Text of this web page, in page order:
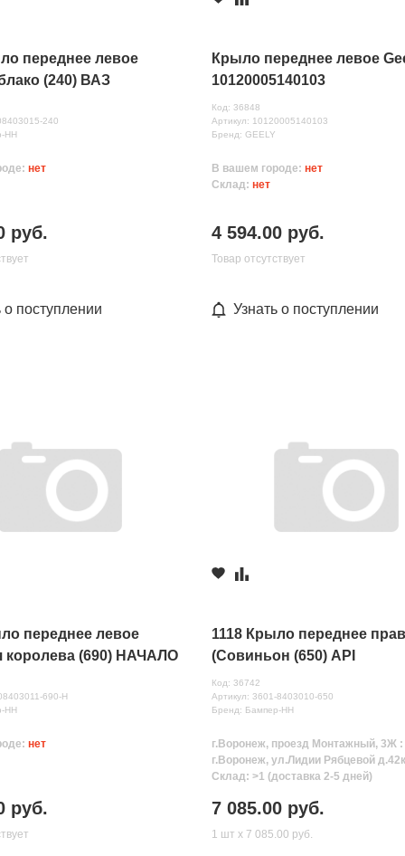
переднее левое
(240) ВАЗ
240
НН
нет
руб.
о поступлении
Крыло переднее левое
10120005140103
Код: 36848
Артикул: 10120005140103
Бренд: GEELY
В вашем городе:нет
Склад:нет
4 594.00 руб.
Товар отсутствует
Узнать о поступлении
переднее левое
королева (690) НАЧАЛО
690-Н
НН
нет
руб.
1118 Крыло переднее
(Совиньон (650) API
Код: 36742
Артикул: 3601-8403010-650
Бренд: Бампер-НН
г.Воронеж, проезд Монтажный, 3Ж
г.Воронеж, ул.Лидии Рябцевой
Склад: >1 (доставка 2-5 дней)
7 085.00 руб.
1 шт х 7 085.00 руб.